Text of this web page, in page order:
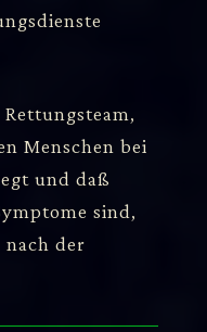
Menschen bei
und daß
sind,
nach der